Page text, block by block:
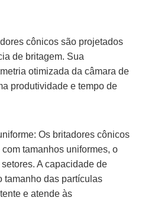
cônicos são projetados
de britagem. Sua
otimizada da câmara de
produtividade e tempo de
Os britadores cônicos
tamanhos uniformes, o
A capacidade de
tamanho das partículas
e atende às